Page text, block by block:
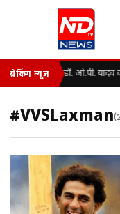
ब्रेकिंग न्यूज़ डॉ. ओ.पी. यादव
#VVSLaxman